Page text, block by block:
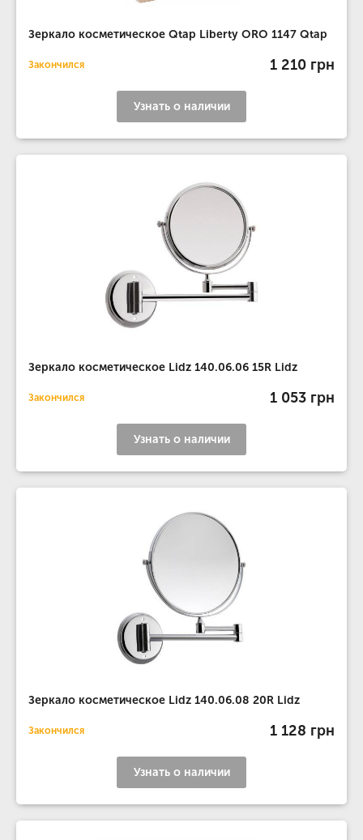
Зеркало косметическое Qtap Liberty ORO 1147 Qtap
Закончился 1 210 грн
Узнать о наличии
Зеркало косметическое Lidz 140.06.06 15R Lidz
Закончился 1 053 грн
Узнать о наличии
Зеркало косметическое Lidz 140.06.08 20R Lidz
Закончился 1 128 грн
Узнать о наличии